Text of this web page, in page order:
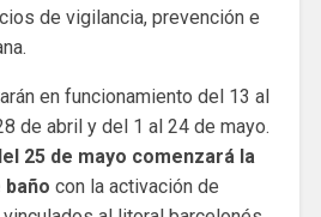
de vigilancia, prevención e
en funcionamiento del 13 al
de abril y del 1 al 24 de mayo.
25 de mayo comenzará la
con la activación de